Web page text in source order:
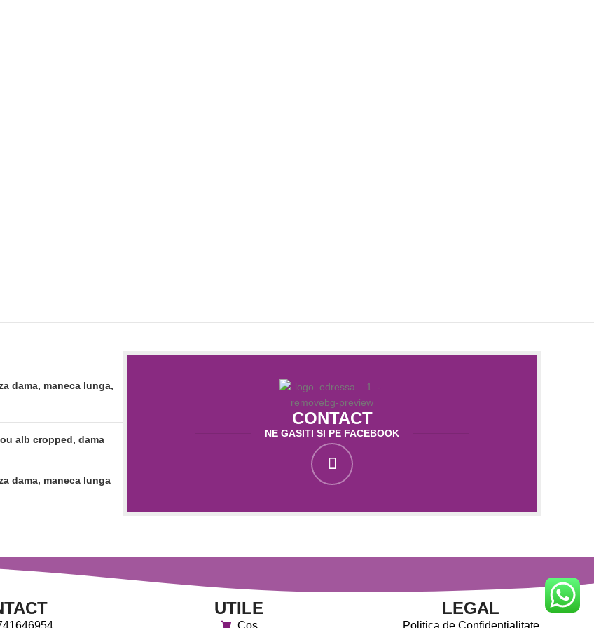
dama, maneca lunga,
alb cropped, dama
dama, maneca lunga
CONTACT
NE GASITI SI PE FACEBOOK
UTILE
Cos
LEGAL
Politica de Confidentialitate